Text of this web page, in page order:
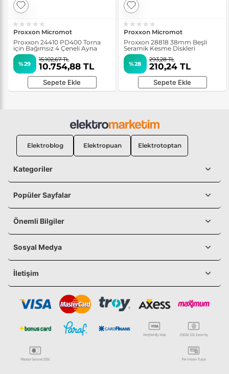
Proxxon Micromot
Proxxon 24410 PD400 Torna
için Bağımsız 4 Çeneli Ayna
%29
15.102,67 TL
10.754,88 TL
Sepete Ekle
Proxxon Micromot
Proxxon 28818 38mm Beşli
Seramik Kesme Diskleri
%28
293,28 TL
210,24 TL
Sepete Ekle
Elektroblog Elektropuan Elektrotoptan
Kategoriler
Popüler Sayfalar
Önemli Bilgiler
Sosyal Medya
İletişim